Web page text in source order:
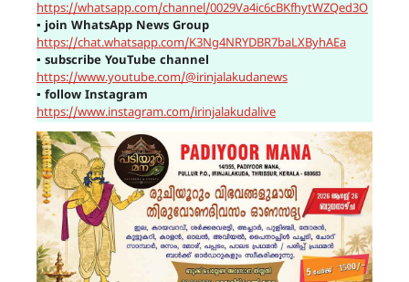
https://whatsapp.com/channel/0029Va4ic6cBKfhytWZQed3O
▪ join WhatsApp News Group
https://chat.whatsapp.com/K3Ng4NRYDBR7baLXByhAEa
▪ subscribe YouTube channel
https://www.youtube.com/@irinjalakudanews
▪ follow Instagram
https://www.instagram.com/irinjalakudalive